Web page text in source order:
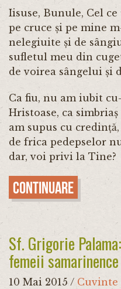
Iisuse, Bunule, Cel
pe cruce și pe mine
nelegiuite și de
sufletul meu din
de voirea sângelui și
Ca fiu, nu am iubit
Hristoase, ca
am supus cu
de frica pedepselor
dar, voi privi la Tine?
Continuare
Sf. Grigorie
femeii samarinence
10 Mai 2015/ Cuvinte